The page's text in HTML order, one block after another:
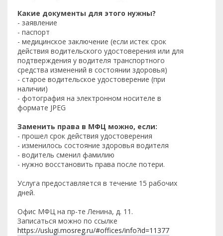
Какие документы для этого нужны?
- заявление
- паспорт
- медицинское заключение (если истек срок
действия водительского удостоверения или для
подтверждения у водителя транспортного
средства изменений в состоянии здоровья)
- старое водительское удостоверение (при
наличии)
- фотография на электронном носителе в
формате JPEG
Заменить права в МФЦ можно, если:
- прошел срок действия удостоверения
- изменилось состояние здоровья водителя
- водитель сменил фамилию
- нужно восстановить права после потери.
Услуга предоставляется в течение 15 рабочих
дней.
Офис МФЦ на пр-те Ленина, д. 11.
Записаться можно по ссылке
https://uslugi.mosreg.ru/#offices/info?id=11377